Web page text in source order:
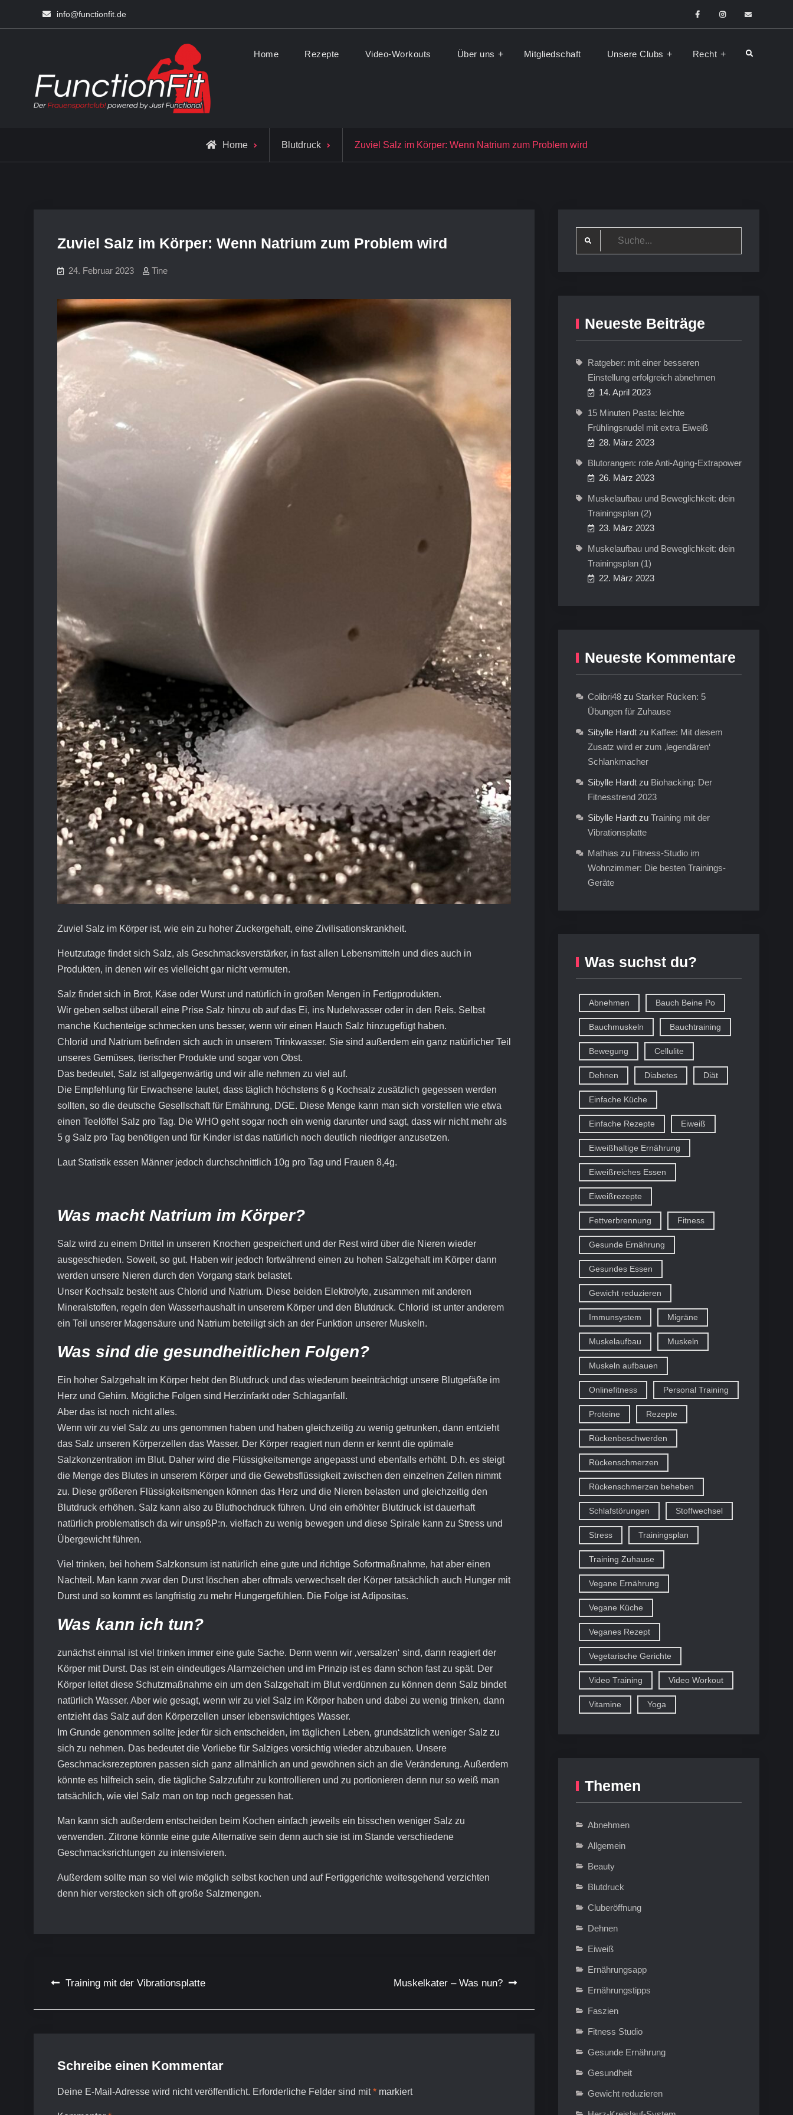
info@functionfit.de FacebookInstagram
E-
Mail
FunctionFit Blog
Fitness und Lifestyle Blog
Home Rezepte Video-Workouts Über uns Mitgliedschaft Unsere Clubs Recht Search
Home Blutdruck Zuviel Salz im Körper: Wenn Natrium zum Problem wird
Zuviel Salz im Körper: Wenn Natrium zum Problem wird
24. Februar 2023 Tine
Zuviel Salz im Körper ist, wie ein zu hoher Zuckergehalt, eine Zivilisationskrankheit.
Heutzutage findet sich Salz, als Geschmacksverstärker, in fast allen Lebensmitteln und dies auch in
Produkten, in denen wir es vielleicht gar nicht vermuten.
Salz findet sich in Brot, Käse oder Wurst und natürlich in großen Mengen in Fertigprodukten.
Wir geben selbst überall eine Prise Salz hinzu ob auf das Ei, ins Nudelwasser oder in den Reis. Selbst
manche Kuchenteige schmecken uns besser, wenn wir einen Hauch Salz hinzugefügt haben.
Chlorid und Natrium befinden sich auch in unserem Trinkwasser. Sie sind außerdem ein ganz natürlicher Teil
unseres Gemüses, tierischer Produkte und sogar von Obst.
Das bedeutet, Salz ist allgegenwärtig und wir alle nehmen zu viel auf.
Die Empfehlung für Erwachsene lautet, dass täglich höchstens 6 g Kochsalz zusätzlich gegessen werden
sollten, so die deutsche Gesellschaft für Ernährung, DGE. Diese Menge kann man sich vorstellen wie etwa
einen Teelöffel Salz pro Tag. Die WHO geht sogar noch ein wenig darunter und sagt, dass wir nicht mehr als
5 g Salz pro Tag benötigen und für Kinder ist das natürlich noch deutlich niedriger anzusetzen.
Laut Statistik essen Männer jedoch durchschnittlich 10g pro Tag und Frauen 8,4g.
Was macht Natrium im Körper?
Salz wird zu einem Drittel in unseren Knochen gespeichert und der Rest wird über die Nieren wieder
ausgeschieden. Soweit, so gut. Haben wir jedoch fortwährend einen zu hohen Salzgehalt im Körper dann
werden unsere Nieren durch den Vorgang stark belastet.
Unser Kochsalz besteht aus Chlorid und Natrium. Diese beiden Elektrolyte, zusammen mit anderen
Mineralstoffen, regeln den Wasserhaushalt in unserem Körper und den Blutdruck. Chlorid ist unter anderem
ein Teil unserer Magensäure und Natrium beteiligt sich an der Funktion unserer Muskeln.
Was sind die gesundheitlichen Folgen?
Ein hoher Salzgehalt im Körper hebt den Blutdruck und das wiederum beeinträchtigt unsere Blutgefäße im
Herz und Gehirn. Mögliche Folgen sind Herzinfarkt oder Schlaganfall.
Aber das ist noch nicht alles.
Wenn wir zu viel Salz zu uns genommen haben und haben gleichzeitig zu wenig getrunken, dann entzieht
das Salz unseren Körperzellen das Wasser. Der Körper reagiert nun denn er kennt die optimale
Salzkonzentration im Blut. Daher wird die Flüssigkeitsmenge angepasst und ebenfalls erhöht. D.h. es steigt
die Menge des Blutes in unserem Körper und die Gewebsflüssigkeit zwischen den einzelnen Zellen nimmt
zu. Diese größeren Flüssigkeitsmengen können das Herz und die Nieren belasten und gleichzeitig den
Blutdruck erhöhen. Salz kann also zu Bluthochdruck führen. Und ein erhöhter Blutdruck ist dauerhaft
natürlich problematisch da wir unspßP:n. vielfach zu wenig bewegen und diese Spirale kann zu Stress und
Übergewicht führen.
Viel trinken, bei hohem Salzkonsum ist natürlich eine gute und richtige Sofortmaßnahme, hat aber einen
Nachteil. Man kann zwar den Durst löschen aber oftmals verwechselt der Körper tatsächlich auch Hunger mit
Durst und so kommt es langfristig zu mehr Hungergefühlen. Die Folge ist Adipositas.
Was kann ich tun?
zunächst einmal ist viel trinken immer eine gute Sache. Denn wenn wir ‚versalzen‘ sind, dann reagiert der
Körper mit Durst. Das ist ein eindeutiges Alarmzeichen und im Prinzip ist es dann schon fast zu spät. Der
Körper leitet diese Schutzmaßnahme ein um den Salzgehalt im Blut verdünnen zu können denn Salz bindet
natürlich Wasser. Aber wie gesagt, wenn wir zu viel Salz im Körper haben und dabei zu wenig trinken, dann
entzieht das Salz auf den Körperzellen unser lebenswichtiges Wasser.
Im Grunde genommen sollte jeder für sich entscheiden, im täglichen Leben, grundsätzlich weniger Salz zu
sich zu nehmen. Das bedeutet die Vorliebe für Salziges vorsichtig wieder abzubauen. Unsere
Geschmacksrezeptoren passen sich ganz allmählich an und gewöhnen sich an die Veränderung. Außerdem
könnte es hilfreich sein, die tägliche Salzzufuhr zu kontrollieren und zu portionieren denn nur so weiß man
tatsächlich, wie viel Salz man on top noch gegessen hat.
Man kann sich außerdem entscheiden beim Kochen einfach jeweils ein bisschen weniger Salz zu
verwenden. Zitrone könnte eine gute Alternative sein denn auch sie ist im Stande verschiedene
Geschmacksrichtungen zu intensivieren.
Außerdem sollte man so viel wie möglich selbst kochen und auf Fertiggerichte weitesgehend verzichten
denn hier verstecken sich oft große Salzmengen.
Beitragsnavigation
Training mit der Vibrationsplatte Muskelkater – Was nun?
Schreibe einen Kommentar
Deine E-Mail-Adresse wird nicht veröffentlicht. Erforderliche Felder sind mit* markiert
Neueste Beiträge
Ratgeber: mit einer besseren
Einstellung erfolgreich abnehmen
14. April 2023
15 Minuten Pasta: leichte
Frühlingsnudel mit extra Eiweiß
28. März 2023
Blutorangen: rote Anti-Aging-Extrapower
26. März 2023
Muskelaufbau und Beweglichkeit: dein
Trainingsplan (2)
23. März 2023
Muskelaufbau und Beweglichkeit: dein
Trainingsplan (1)
22. März 2023
Neueste Kommentare
Colibri48 zu Starker Rücken: 5
Übungen für Zuhause
Sibylle Hardt zu Kaffee: Mit diesem
Zusatz wird er zum ‚legendären‘
Schlankmacher
Sibylle Hardt zu Biohacking: Der
Fitnesstrend 2023
Sibylle Hardt zu Training mit der
Vibrationsplatte
Mathias zu Fitness-Studio im
Wohnzimmer: Die besten Trainings-
Geräte
Was suchst du?
Abnehmen Bauch Beine Po
Bauchmuskeln Bauchtraining
Bewegung Cellulite
Dehnen Diabetes Diät
Einfache Küche
Einfache Rezepte Eiweiß
Eiweißhaltige Ernährung
Eiweißreiches Essen
Eiweißrezepte
Fettverbrennung Fitness
Gesunde Ernährung
Gesundes Essen
Gewicht reduzieren
Immunsystem Migräne
Muskelaufbau Muskeln
Muskeln aufbauen
Onlinefitness Personal Training
Proteine Rezepte
Rückenbeschwerden
Rückenschmerzen
Rückenschmerzen beheben
Schlafstörungen Stoffwechsel
Stress Trainingsplan
Training Zuhause
Vegane Ernährung
Vegane Küche
Veganes Rezept
Vegetarische Gerichte
Video Training Video Workout
Vitamine Yoga
Themen
Abnehmen
Allgemein
Beauty
Blutdruck
Cluberöffnung
Dehnen
Eiweiß
Ernährungsapp
Ernährungstipps
Faszien
Fitness Studio
Gesunde Ernährung
Gesundheit
Gewicht reduzieren